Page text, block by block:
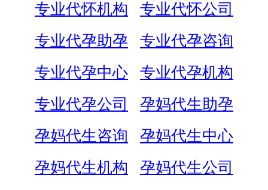
专业代怀机构
专业代怀公司
专业代孕助孕
专业代孕咨询
专业代孕中心
专业代孕机构
专业代孕公司
孕妈代生助孕
孕妈代生咨询
孕妈代生中心
孕妈代生机构
孕妈代生公司